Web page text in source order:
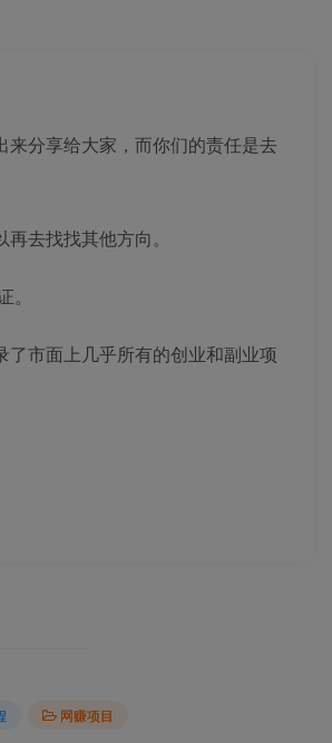
分享给大家，而你们的责任是去
去找找其他方向。
市面上几乎所有的创业和副业项
网赚项目